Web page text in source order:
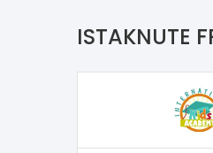
ISTAKNUTE